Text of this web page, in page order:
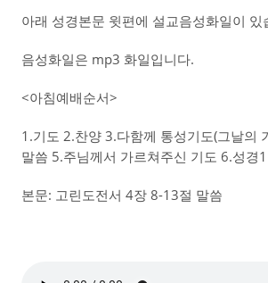
아래 성경본문 윗편에 설교음성화일이 있
음성화일은 mp3 화일입니다.
<아침예배순서>
1.기도 2.찬양 3.다함께 통성기도(그날의
말씀 5.주님께서 가르쳐주신 기도 6.성경
본문: 고린도전서 4장 8-13절 말씀